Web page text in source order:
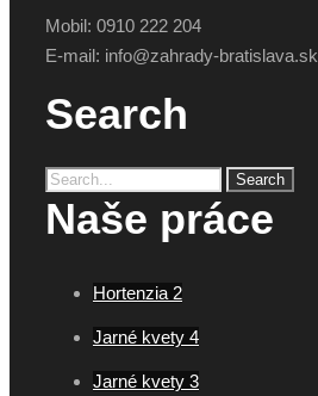
Mobil: 0910 222 204
E-mail: info@zahrady-bratislava.sk
Search
Naše práce
Hortenzia 2
Jarné kvety 4
Jarné kvety 3